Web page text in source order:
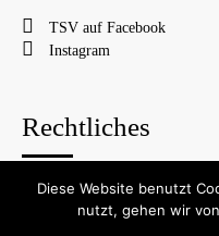
TSV auf Facebook
Instagram
Rechtliches
© 2026 TSV Rudelzhausen
Impressum
Diese Website benutzt
nutzt, gehen wir